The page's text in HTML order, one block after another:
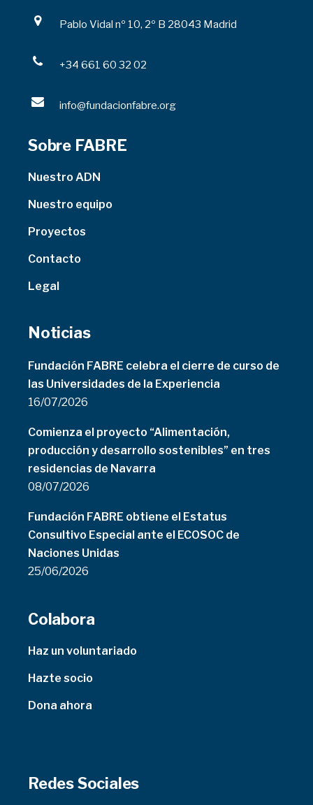
Pablo Vidal nº 10, 2º B 28043 Madrid
+34 661 60 32 02
info@fundacionfabre.org
Sobre FABRE
Nuestro ADN
Nuestro equipo
Proyectos
Contacto
Legal
Noticias
Fundación FABRE celebra el cierre de curso de
las Universidades de la Experiencia
16/07/2026
Comienza el proyecto “Alimentación,
producción y desarrollo sostenibles” en tres
residencias de Navarra
08/07/2026
Fundación FABRE obtiene el Estatus
Consultivo Especial ante el ECOSOC de
Naciones Unidas
25/06/2026
Colabora
Haz un voluntariado
Hazte socio
Dona ahora
Redes Sociales